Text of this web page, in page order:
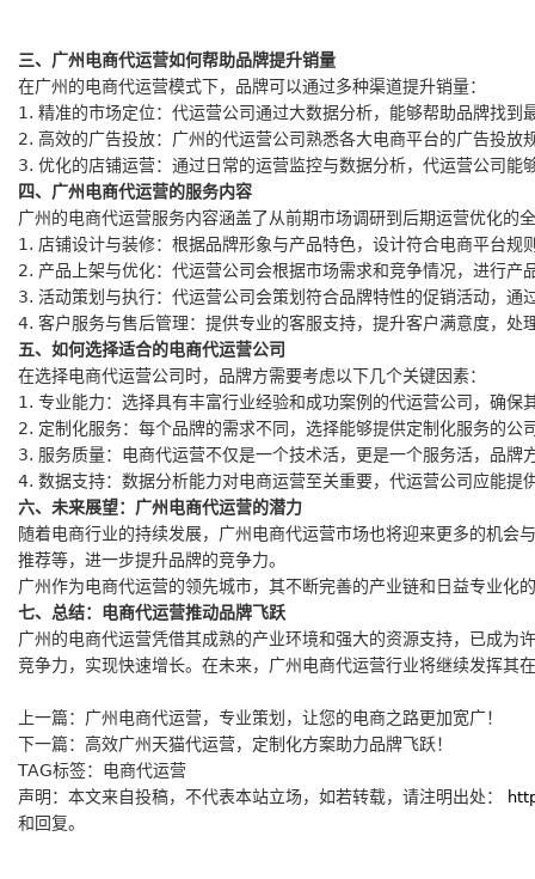
三、广州电商代运营如何帮助品牌提升销量
在广州的电商代运营模式下，品牌可以通过多种渠道提升销量：
1. 精准的市场定位：代运营公司通过大数据分析，能够帮助品牌找
2. 高效的广告投放：广州的代运营公司熟悉各大电商平台的广告投
3. 优化的店铺运营：通过日常的运营监控与数据分析，代运营公司
四、广州电商代运营的服务内容
广州的电商代运营服务内容涵盖了从前期市场调研到后期运营优化的
1. 店铺设计与装修：根据品牌形象与产品特色，设计符合电商平台规
2. 产品上架与优化：代运营公司会根据市场需求和竞争情况，进行产
3. 活动策划与执行：代运营公司会策划符合品牌特性的促销活动，通
4. 客户服务与售后管理：提供专业的客服支持，提升客户满意度，处
五、如何选择适合的电商代运营公司
在选择电商代运营公司时，品牌方需要考虑以下几个关键因素：
1. 专业能力：选择具有丰富行业经验和成功案例的代运营公司，确保
2. 定制化服务：每个品牌的需求不同，选择能够提供定制化服务的公
3. 服务质量：电商代运营不仅是一个技术活，更是一个服务活，品牌
4. 数据支持：数据分析能力对电商运营至关重要，代运营公司应能提
六、未来展望：广州电商代运营的潜力
随着电商行业的持续发展，广州电商代运营市场也将迎来更多的机
推荐等，进一步提升品牌的竞争力。
广州作为电商代运营的领先城市，其不断完善的产业链和日益专业
七、总结：电商代运营推动品牌飞跃
广州的电商代运营凭借其成熟的产业环境和强大的资源支持，已成
竞争力，实现快速增长。在未来，广州电商代运营行业将继续发挥其
上一篇： 广州电商代运营，专业策划，让您的电商之路更加宽广！
下一篇： 高效广州天猫代运营，定制化方案助力品牌飞跃！
TAG标签： 电商代运营
声明：本文来自投稿，不代表本站立场，如若转载，请注明出处：
和回复。